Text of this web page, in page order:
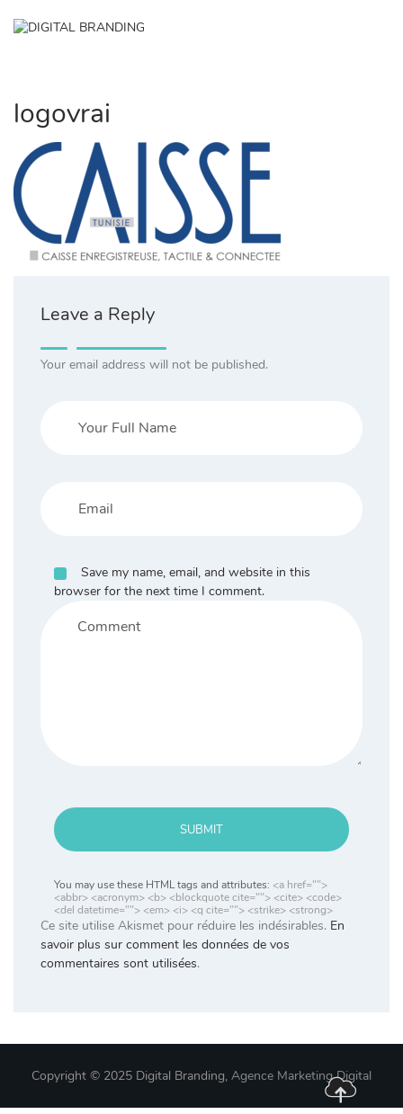
logovrai
Leave a Reply
Your email address will not be published.
Save my name, email, and website in this
browser for the next time I comment.
SUBMIT
You may use these HTML tags and attributes: <a href="">
<abbr> <acronym> <b> <blockquote cite=""> <cite> <code>
<del datetime=""> <em> <i> <q cite=""> <strike> <strong>
Ce site utilise Akismet pour réduire les indésirables. En
savoir plus sur comment les données de vos
commentaires sont utilisées.
Copyright © 2025 Digital Branding, Agence Marketing Digital